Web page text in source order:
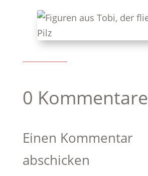
0 Kommentare
Einen Kommentar
abschicken